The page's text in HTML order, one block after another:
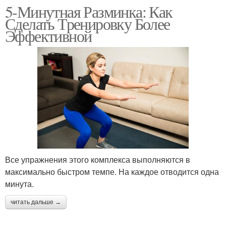
5-Минутная Разминка: Как
Сделать Тренировку Более
Эффективной
Все упражнения этого комплекса выполняются в
максимально быстром темпе. На каждое отводится одна
минута.
читать дальше →